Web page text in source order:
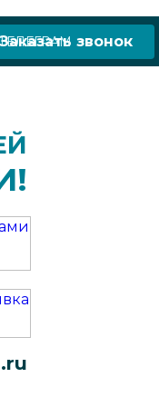
Заказать звонок